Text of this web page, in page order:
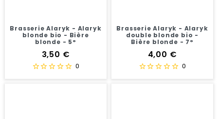
Brasserie Alaryk - Alaryk
blonde bio - Bière
blonde - 5°
Prix
3,50 €
0
Brasserie Alaryk - Alaryk
double blonde bio -
Bière blonde - 7°
Prix
4,00 €
0